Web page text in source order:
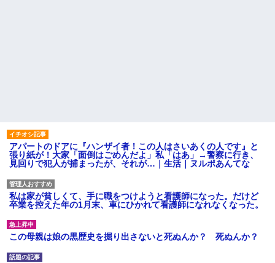
アパートのドアに『ハンザイ者！この人はさいあくの人です』と
張り紙が！大家「面倒はごめんだよ」私「はあ」→警察に行き、
見回りで犯人が捕まったが、それが…｜生活｜ヌルポあんてな
私は家が貧しくて、手に職をつけようと看護師になった。だけど
卒業を控えた年の1月末、車にひかれて看護師になれなくなった。
この母親は娘の黒歴史を掘り出さないと死ぬんか？ 死ぬんか？